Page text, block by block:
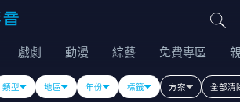
戲劇 動漫 綜藝 免費專區
類型 地區 年份 標籤 方案 全部清